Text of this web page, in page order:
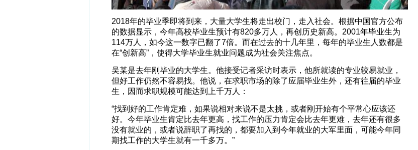
2018年的毕业季即将到来，大量大学生将走出校门，走入社会。根据中国官方公布
的数据显示，今年高校毕业生预计有820多万人，再创历史新高。2001年毕业生为
114万人，如今这一数字已翻了7倍。而在过去的十几年里，每年的毕业生人数都是
在“创新高”，使得大学毕业生就业问题成为社会关注焦点。
吴某是去年刚毕业的大学生。他接受记者采访时表示，他所就读的专业较易就业，
但好工作仍然不容易找。他说，在求职市场的除了应届毕业生外，还有往届的毕业
生，因而求职规模可能达到上千万人：
“找到好的工作肯定难，如果说相对来说不是太挑，或者刚开始有个平常心应该还
好。今年毕业生肯定比去年更高，找工作的压力肯定会比去年更难，去年还有很多
没有就业的，或者说辞职了再找的，都要加入到今年就业的大军里面，可能今年同
期找工作的大学生就有一千多万。”